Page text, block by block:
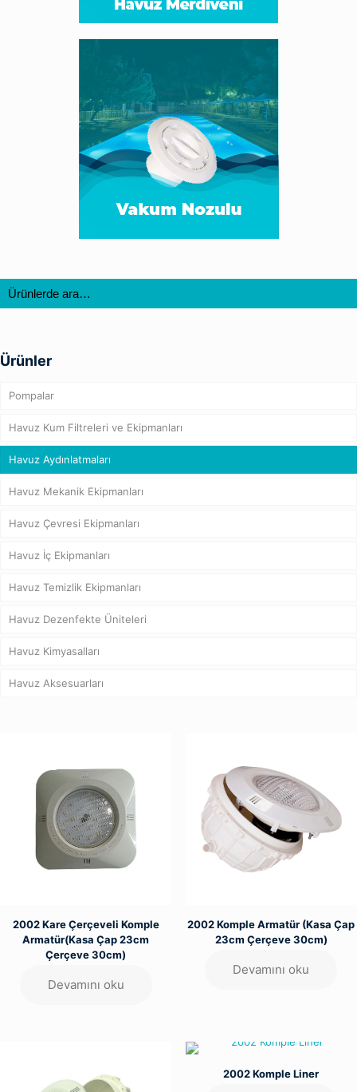
Ürünler
Pompalar
Havuz Kum Filtreleri ve Ekipmanları
Havuz Aydınlatmaları
Havuz Mekanik Ekipmanları
Havuz Çevresi Ekipmanları
Havuz İç Ekipmanları
Havuz Temizlik Ekipmanları
Havuz Dezenfekte Üniteleri
Havuz Kimyasalları
Havuz Aksesuarları
2002 Kare Çerçeveli Komple
Armatür(Kasa Çap 23cm
Çerçeve 30cm)
Devamını oku
2002 Komple Armatür (Kasa Çap
23cm Çerçeve 30cm)
Devamını oku
2002 Komple Liner